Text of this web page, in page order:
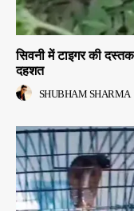
सिवनी में टाइगर की
दहशत
SHUBHAM SHARMA